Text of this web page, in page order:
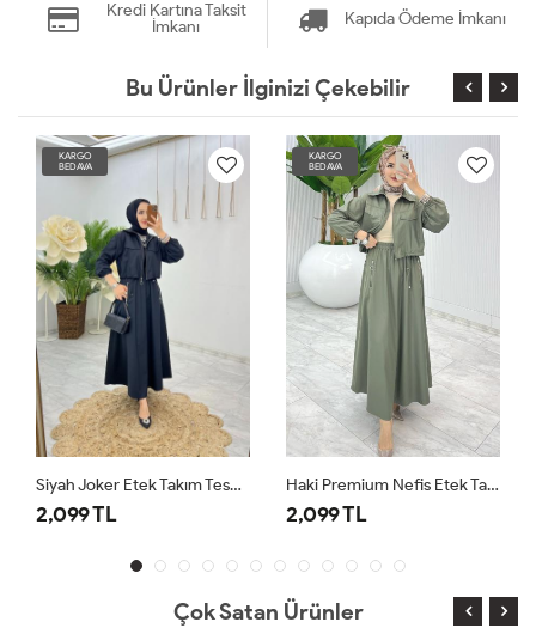
Kredi Kartına Taksit
İmkanı
Kapıda Ödeme İmkanı
Bu Ürünler İlginizi Çekebilir
KARGO
BEDAVA
Siyah Joker Etek Takım Tesettür Giyim
2,099 TL
KARGO
BEDAVA
Haki Premium Nefis Etek Takım Tesettür Giyim
2,099 TL
Çok Satan Ürünler